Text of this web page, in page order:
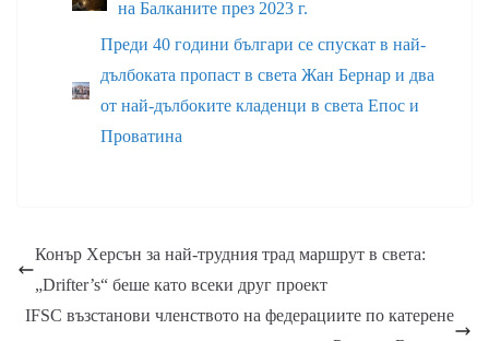
на Балканите през 2023 г.
Преди 40 години българи се спускат в най-
дълбоката пропаст в света Жан Бернар и два
от най-дълбоките кладенци в света Епос и
Проватина
Конър Херсън за най-трудния трад маршрут в света:
„Drifter’s“ беше като всеки друг проект
IFSC възстанови членството на федерациите по катерене